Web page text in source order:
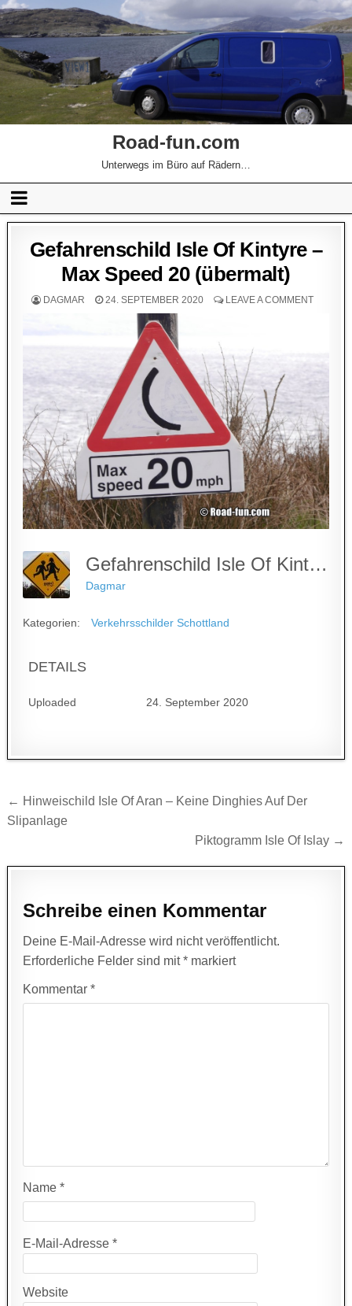
Road-fun.com
Unterwegs im Büro auf Rädern…
Gefahrenschild Isle Of Kintyre –
Max Speed 20 (übermalt)
DAGMAR 24. SEPTEMBER 2020 LEAVE A COMMENT
Gefahrenschild Isle Of Kintyre - Max Speed 20 (übermalt)
Dagmar
Kategorien: Verkehrsschilder Schottland
DETAILS
Uploaded 24. September 2020
Beitragsnavigation
← Hinweischild Isle Of Aran – Keine Dinghies Auf Der
Slipanlage
Piktogramm Isle Of Islay →
Schreibe einen Kommentar
Deine E-Mail-Adresse wird nicht veröffentlicht.
Erforderliche Felder sind mit* markiert
Kommentar*
Name*
E-Mail-Adresse*
Website